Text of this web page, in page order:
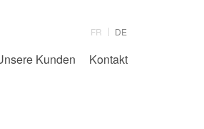
FR DE
Kunden Kontakt